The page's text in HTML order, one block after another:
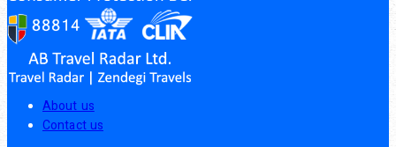
About us
Contact us